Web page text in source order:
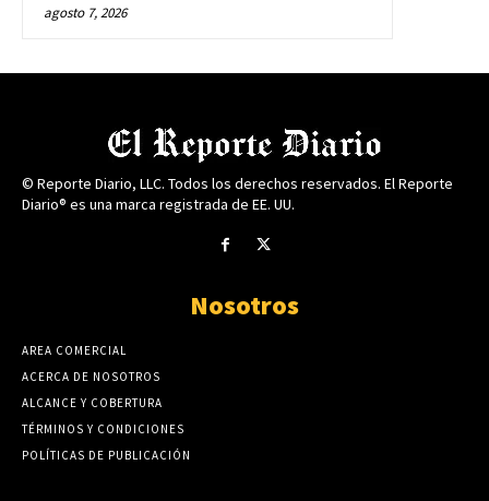
agosto 7, 2026
© Reporte Diario, LLC. Todos los derechos reservados. El Reporte
Diario® es una marca registrada de EE. UU.
Nosotros
AREA COMERCIAL
ACERCA DE NOSOTROS
ALCANCE Y COBERTURA
TÉRMINOS Y CONDICIONES
POLÍTICAS DE PUBLICACIÓN